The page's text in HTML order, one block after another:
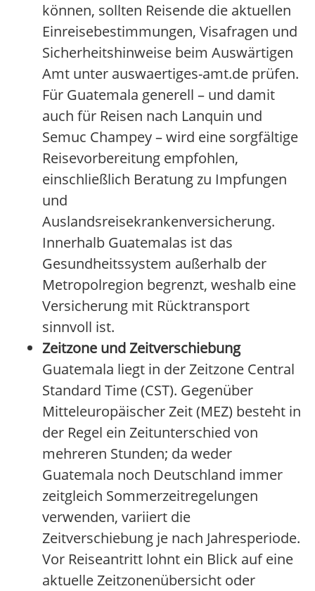
können, sollten Reisende die aktuellen
Einreisebestimmungen, Visafragen und
Sicherheitshinweise beim Auswärtigen
Amt unter auswaertiges-amt.de prüfen.
Für Guatemala generell – und damit
auch für Reisen nach Lanquin und
Semuc Champey – wird eine sorgfältige
Reisevorbereitung empfohlen,
einschließlich Beratung zu Impfungen
und
Auslandsreisekrankenversicherung.
Innerhalb Guatemalas ist das
Gesundheitssystem außerhalb der
Metropolregion begrenzt, weshalb eine
Versicherung mit Rücktransport
sinnvoll ist.
Zeitzone und Zeitverschiebung
Guatemala liegt in der Zeitzone Central
Standard Time (CST). Gegenüber
Mitteleuropäischer Zeit (MEZ) besteht in
der Regel ein Zeitunterschied von
mehreren Stunden; da weder
Guatemala noch Deutschland immer
zeitgleich Sommerzeitregelungen
verwenden, variiert die
Zeitverschiebung je nach Jahresperiode.
Vor Reiseantritt lohnt ein Blick auf eine
aktuelle Zeitzonenübersicht oder